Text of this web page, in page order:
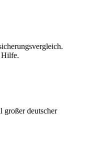
Hilfe.
großer deutscher